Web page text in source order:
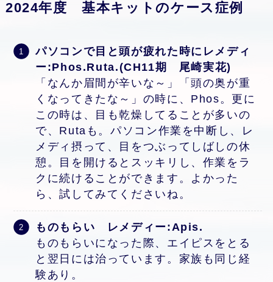
2024年度 基本キットのケース症例
パソコンで目と頭が疲れた時にレメディ
ー:Phos.Ruta.(CH11期 尾崎実花)
「なんか眉間が辛いな～」「頭の奥が重
くなってきたな～」の時に、Phos。更に
この時は、目も乾燥してることが多いの
で、Rutaも。パソコン作業を中断し、レ
メディ摂って、目をつぶってしばしの休
憩。目を開けるとスッキリし、作業をラ
クに続けることができます。よかった
ら、試してみてくださいね。
ものもらい レメディー:Apis.
ものもらいになった際、エイピスをとる
と翌日には治っています。家族も同じ経
験あり。